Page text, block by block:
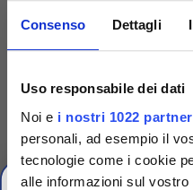
Consenso Dettagli
Uso responsabile dei dati
Noi e i nostri 1022 partner
personali, ad esempio il
tecnologie come i cookie
alle informazioni sul
Tryptic Soybean Broth
(TSB) mod. per
Geobacillus
stearothermophilus
Tryptic Soybean Broth (TSB)
(SCDB) 4,5 ml in provette 16.7 x
62.8 mm. Incubazione validata
24 h vapore, vapore bassa T e
H2O2, viraggio porpora---